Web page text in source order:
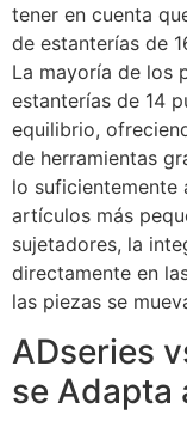
tener en cuenta
de estanterías de
La mayoría de los
estanterías de 14
equilibrio,
de herramientas
lo suficientemente
artículos más
sujetadores, la
directamente en
las piezas se
ADseries
se Adapta